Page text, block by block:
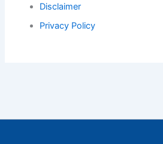
Disclaimer
Privacy Policy